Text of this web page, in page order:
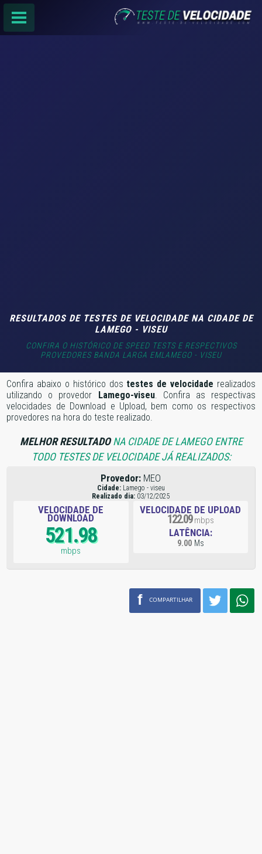
RESULTADOS DE TESTES DE VELOCIDADE NA CIDADE DE
LAMEGO - VISEU
CONFIRA O HISTÓRICO DE SPEED TESTS E RESPECTIVOS
PROVEDORES BANDA LARGA EMLAMEGO - VISEU
Confira abaixo o histórico dos testes de velocidade realizados
utilizando o provedor Lamego-viseu. Confira as respectivas
velocidades de Download e Upload, bem como os respectivos
provedores na hora do teste realizado.
MELHOR RESULTADONA CIDADE DE LAMEGO ENTRE
TODO TESTES DE VELOCIDADE JÁ REALIZADOS:
Provedor: MEO
Cidade:Lamego - viseu
Realizado dia: 03/12/2025
VELOCIDADE DE
DOWNLOAD
521.98
mbps
VELOCIDADE DE UPLOAD
122.09mbps
LATÊNCIA:
9.00 Ms
f COMPARTILHAR